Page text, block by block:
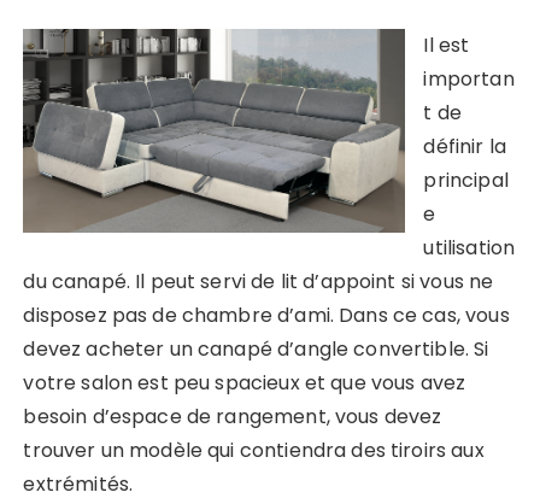
Il est
importan
t de
définir la
principal
e
utilisation
du canapé. Il peut servi de lit d’appoint si vous ne
disposez pas de chambre d’ami. Dans ce cas, vous
devez acheter un canapé d’angle convertible. Si
votre salon est peu spacieux et que vous avez
besoin d’espace de rangement, vous devez
trouver un modèle qui contiendra des tiroirs aux
extrémités.